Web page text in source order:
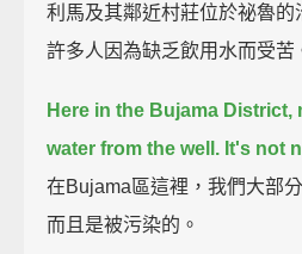
利馬及其鄰近村莊位於祕魯的
許多人因為缺乏飲用水而受苦
Here in the Bujama District,
water from the well. It's not
在Bujama區這裡，我們大部
而且是被污染的。